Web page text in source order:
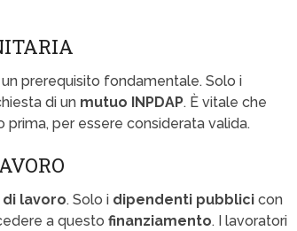
un prerequisito fondamentale. Solo i
di un mutuo INPDAP. È vitale che
prima, per essere considerata valida.
lavoro. Solo i dipendenti pubblici con
a questo finanziamento. I lavoratori